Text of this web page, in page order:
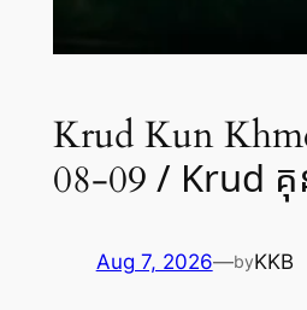
Krud Kun
08-09 / Krud គុន
Aug 7, 2026—byKKB